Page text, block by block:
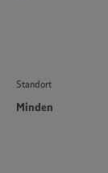
Standort
Minden